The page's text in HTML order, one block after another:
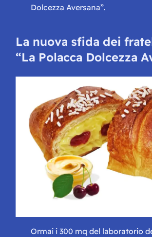
Dolcezza Aversana”.
La nuova sfida dei
“La Polacca Dolcezza
Ormai i 300 mq del laboratorio